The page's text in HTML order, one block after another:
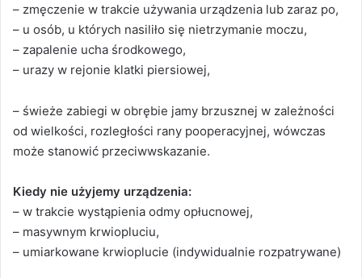
– zmęczenie w trakcie używania urządzenia lub zaraz po,
– u osób, u których nasiliło się nietrzymanie moczu,
– zapalenie ucha środkowego,
– urazy w rejonie klatki piersiowej,
– świeże zabiegi w obrębie jamy brzusznej w zależności
od wielkości, rozległości rany pooperacyjnej, wówczas
może stanowić przeciwwskazanie.
Kiedy nie użyjemy urządzenia:
– w trakcie wystąpienia odmy opłucnowej,
– masywnym krwiopluciu,
– umiarkowane krwioplucie (indywidualnie rozpatrywane)